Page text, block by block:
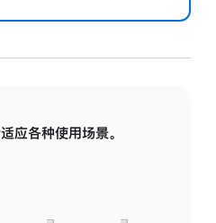
应各种使用场景。